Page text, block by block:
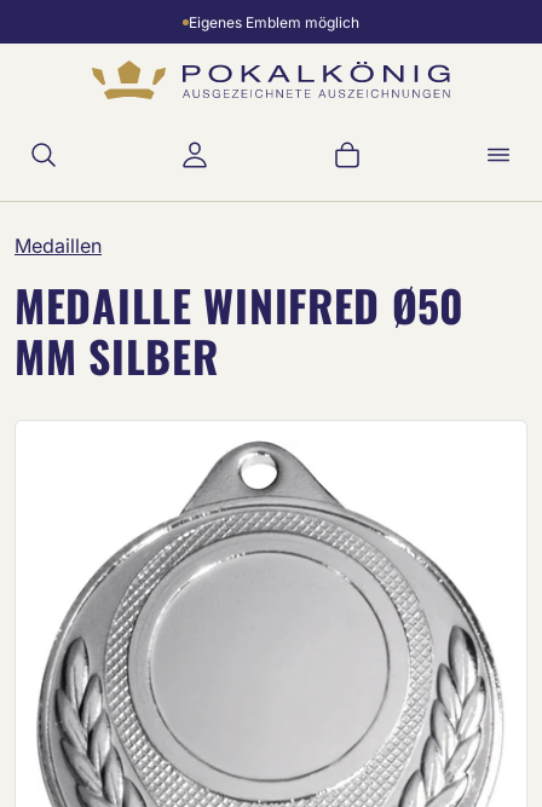
Zum Hauptinhalt springenEigenes Emblem möglich
Warenkorb
Medaillen
MEDAILLE WINIFRED Ø50
MM SILBER